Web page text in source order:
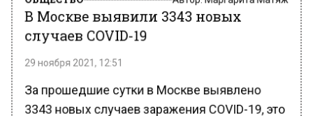
В Москве выявили 3343 новых
случаев COVID-19
29 ноября 2021, 12:51
За прошедшие сутки в Москве выявлено
3343 новых случаев заражения COVID-19, это